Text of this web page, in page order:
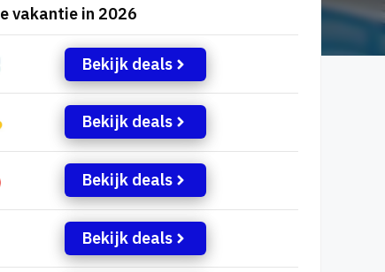
vakantie in 2026
Bekijk deals
Bekijk deals
Bekijk deals
Bekijk deals